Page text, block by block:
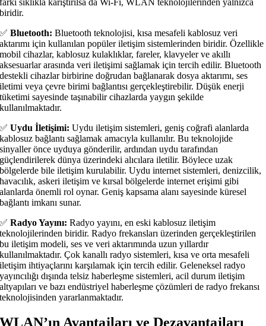
farkı sıklıkla karıştırılsa da Wi-Fi, WLAN teknolojilerinden yalnızca
biridir.
✅Bluetooth: Bluetooth teknolojisi, kısa mesafeli kablosuz veri
aktarımı için kullanılan popüler iletişim sistemlerinden biridir. Özellikle
mobil cihazlar, kablosuz kulaklıklar, fareler, klavyeler ve akıllı
aksesuarlar arasında veri iletişimi sağlamak için tercih edilir. Bluetooth
destekli cihazlar birbirine doğrudan bağlanarak dosya aktarımı, ses
iletimi veya çevre birimi bağlantısı gerçekleştirebilir. Düşük enerji
tüketimi sayesinde taşınabilir cihazlarda yaygın şekilde
kullanılmaktadır.
✅Uydu İletişimi: Uydu iletişim sistemleri, geniş coğrafi alanlarda
kablosuz bağlantı sağlamak amacıyla kullanılır. Bu teknolojide
sinyaller önce uyduya gönderilir, ardından uydu tarafından
güçlendirilerek dünya üzerindeki alıcılara iletilir. Böylece uzak
bölgelerde bile iletişim kurulabilir. Uydu internet sistemleri, denizcilik,
havacılık, askeri iletişim ve kırsal bölgelerde internet erişimi gibi
alanlarda önemli rol oynar. Geniş kapsama alanı sayesinde küresel
bağlantı imkanı sunar.
✅Radyo Yayını: Radyo yayını, en eski kablosuz iletişim
teknolojilerinden biridir. Radyo frekansları üzerinden gerçekleştirilen
bu iletişim modeli, ses ve veri aktarımında uzun yıllardır
kullanılmaktadır. Çok kanallı radyo sistemleri, kısa ve orta mesafeli
iletişim ihtiyaçlarını karşılamak için tercih edilir. Geleneksel radyo
yayıncılığı dışında telsiz haberleşme sistemleri, acil durum iletişim
altyapıları ve bazı endüstriyel haberleşme çözümleri de radyo frekansı
teknolojisinden yararlanmaktadır.
WLAN’ın Avantajları ve Dezavantajları